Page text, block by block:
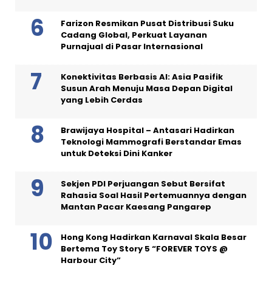
Farizon Resmikan Pusat Distribusi Suku
Cadang Global, Perkuat Layanan
Purnajual di Pasar Internasional
Konektivitas Berbasis AI: Asia Pasifik
Susun Arah Menuju Masa Depan Digital
yang Lebih Cerdas
Brawijaya Hospital – Antasari Hadirkan
Teknologi Mammografi Berstandar Emas
untuk Deteksi Dini Kanker
Sekjen PDI Perjuangan Sebut Bersifat
Rahasia Soal Hasil Pertemuannya dengan
Mantan Pacar Kaesang Pangarep
Hong Kong Hadirkan Karnaval Skala Besar
Bertema Toy Story 5 “FOREVER TOYS @
Harbour City”